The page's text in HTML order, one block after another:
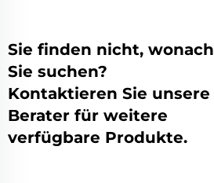
Sie finden nicht, wonach
Sie suchen?
Kontaktieren Sie unsere
Berater für weitere
verfügbare Produkte.